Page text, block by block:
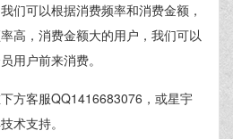
们可以根据消费频率和消费金额，
高，消费金额大的用户，我们可以
用户前来消费。
方客服QQ1416683076，或星宇
术支持。